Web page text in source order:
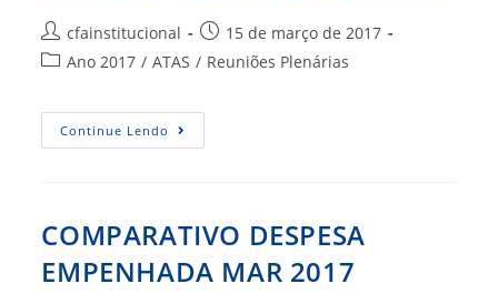
Autor
do
cfainstitucional
Post
publicado:
15 de março de 2017
Categoria
post:
Ano 2017 / ATAS / Reuniões Plenárias
Continue Lendo ATA
DA
COMPARATIVO DESPESA
EMPENHADA MAR 2017